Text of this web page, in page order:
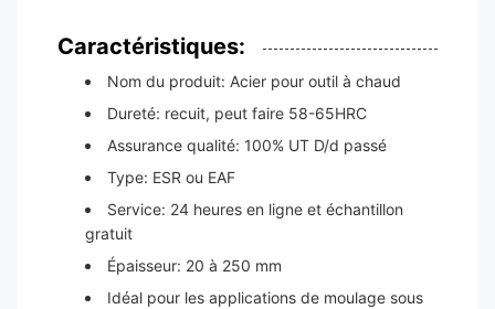
Caractéristiques:
Nom du produit: Acier pour outil à chaud
Dureté: recuit, peut faire 58-65HRC
Assurance qualité: 100% UT D/d passé
Type: ESR ou EAF
Service: 24 heures en ligne et échantillon
gratuit
Épaisseur: 20 à 250 mm
Idéal pour les applications de moulage sous